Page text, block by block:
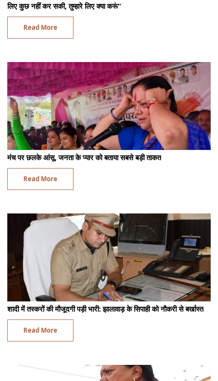
लिए कुछ नहीं कर सकी, तुम्हारे लिए क्या करूं”
Read More
मंच पर छलके आंसू, जनता के प्यार को बताया सबसे बड़ी ताकत
Read More
शादी में तस्करों की मौजूदगी पड़ी भारी: झालावाड़ के सिपाही को नौकरी से बर्खास्त
Read More